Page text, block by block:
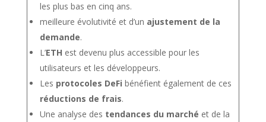
les plus bas en cinq ans.
meilleure évolutivité et d’un ajustement de la
demande.
L’ETH est devenu plus accessible pour les
utilisateurs et les développeurs.
Les protocoles DeFi bénéfient également de ces
réductions de frais.
Une analyse des tendances du marché et de la